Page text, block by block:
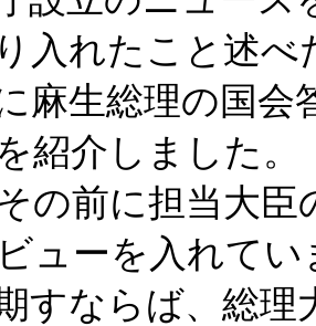
入れたこと述
麻生総理の国
紹介しました。
の前に担当大
ューを入れてい
すならば、総理